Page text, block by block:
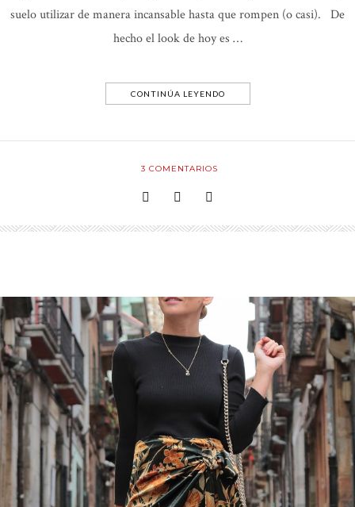
suelo utilizar de manera incansable hasta que rompen (o casi). De
hecho el look de hoy es …
CONTINÚA LEYENDO
3 COMENTARIOS